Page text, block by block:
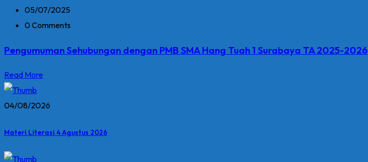
05/07/2025
0 Comments
Pengumuman Sehubungan dengan PMB SMA Hang Tuah 1 Surabaya TA 2025-2026
Read More
04/08/2026
Materi Literasi 4 Agustus 2026